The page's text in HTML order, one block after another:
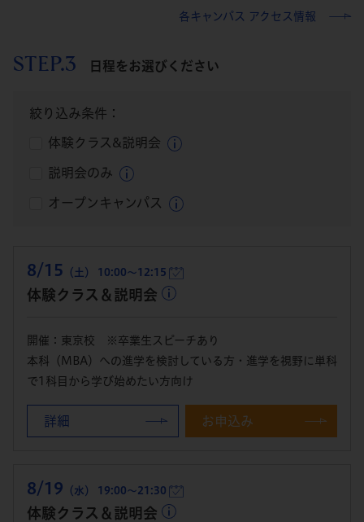
各キャンパス アクセス情報
STEP.3 日程をお選びください
絞り込み条件：
体験クラス&説明会
説明会のみ
オープンキャンパス
8/15 （土） 10:00～12:15
体験クラス＆説明会
開催：東京校 ※卒業生スピーチあり
本科（MBA）への進学を検討している方・進学を視野に単科
で1科目から学び始めたい方向け
詳細 お申込み
8/19 （水） 19:00～21:30
体験クラス＆説明会